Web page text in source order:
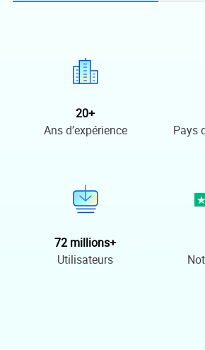
20+
Ans d’expérience
Pays
72 millions+
Utilisateurs